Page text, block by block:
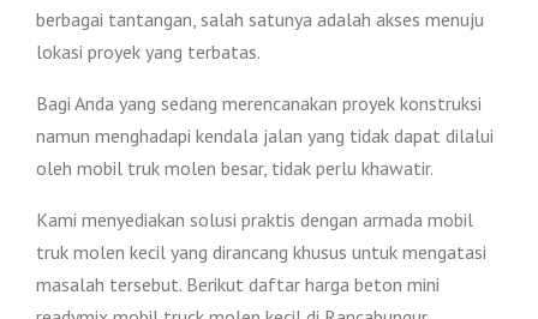
berbagai tantangan, salah satunya adalah akses menuju
lokasi proyek yang terbatas.
Bagi Anda yang sedang merencanakan proyek konstruksi
namun menghadapi kendala jalan yang tidak dapat dilalui
oleh mobil truk molen besar, tidak perlu khawatir.
Kami menyediakan solusi praktis dengan armada mobil
truk molen kecil yang dirancang khusus untuk mengatasi
masalah tersebut. Berikut daftar harga beton mini